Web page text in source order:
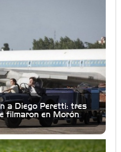
a Diego Peretti: tres
filmaron en Morón